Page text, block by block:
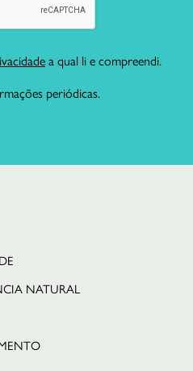
46 82a qual li e compreendi.
periódicas.
NATURAL